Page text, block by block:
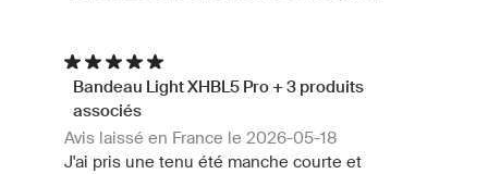
Bandeau Light XHBL5 Pro + 3 produits
associés
Avis laissé en France le 2026-05-18
J'ai pris une tenu été manche courte et